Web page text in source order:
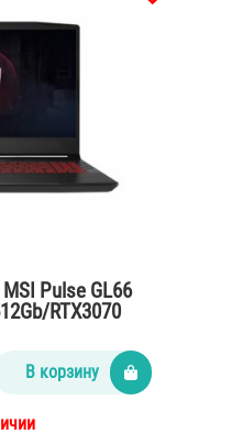
Pulse GL66
RTX3070
В корзину